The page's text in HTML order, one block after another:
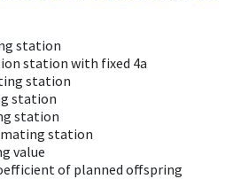
station
station with fixed 4a
station
station
station
station
value
of planned offspring